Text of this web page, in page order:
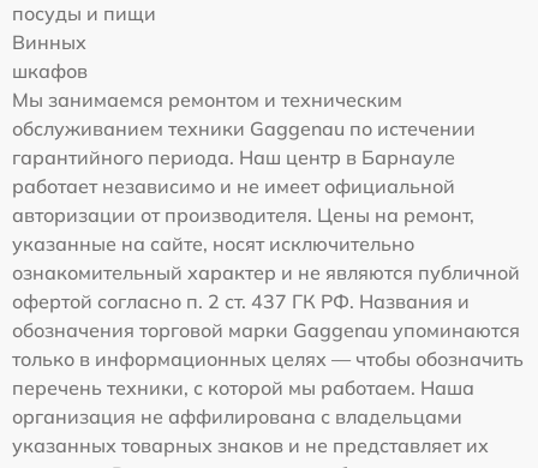
посуды и пищи
Винных
шкафов
Мы занимаемся ремонтом и техническим
обслуживанием техники Gaggenau по истечении
гарантийного периода. Наш центр в Барнауле
работает независимо и не имеет официальной
авторизации от производителя. Цены на ремонт,
указанные на сайте, носят исключительно
ознакомительный характер и не являются публичной
офертой согласно п. 2 ст. 437 ГК РФ. Названия и
обозначения торговой марки Gaggenau упоминаются
только в информационных целях — чтобы обозначить
перечень техники, с которой мы работаем. Наша
организация не аффилирована с владельцами
указанных товарных знаков и не представляет их